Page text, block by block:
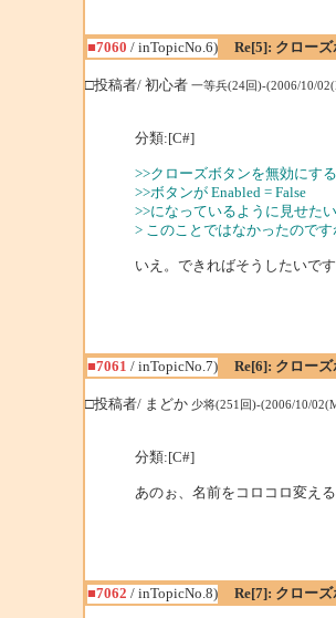
■7060 / inTopicNo.6) Re[5]: クロー
□投稿者/ 初心者 一等兵(24回)-(2006/10/
分類:[C#]
>>クローズボタンを無効にす
>>ボタンが Enabled = False
>>になっているように見せた
> このことではなかったのです
いえ。できればそうしたいです
■7061 / inTopicNo.7) Re[6]: クロー
□投稿者/ まどか 少将(251回)-(2006/10/
分類:[C#]
あのぉ、名前をコロコロ変え
■7062 / inTopicNo.8) Re[7]: クロー